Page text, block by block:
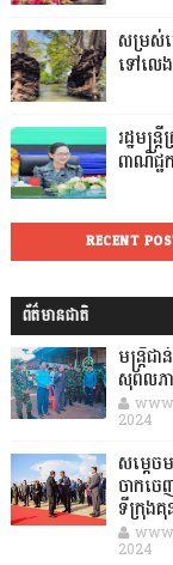
សម្រស់ក
ទៅលេង
រដ្ឋមន្
ពាណិជ្ជ
RECENT
ព័ត៌មានជាតិ
មន្ត្រីជ
សុពលភ
2024
សម្តេ
ចាកចេ
ទីក្រុង
2024